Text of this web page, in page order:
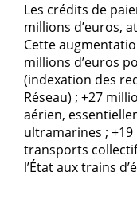
Les crédits de
millions d’euros,
Cette
millions d’euros
(indexation des
Réseau) ; +27
aérien,
ultramarines ;
transports
l’État aux trains